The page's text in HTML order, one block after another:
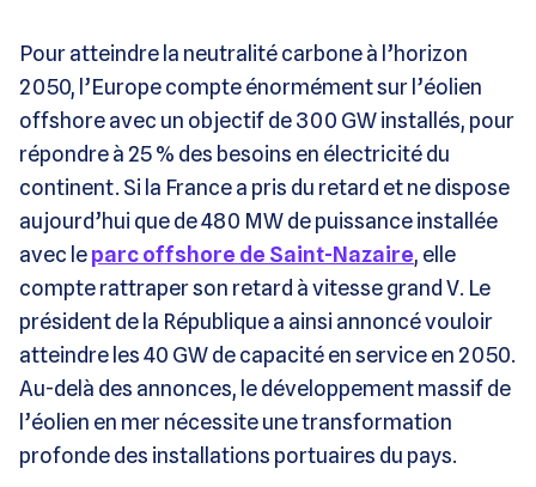
Pour atteindre la neutralité carbone à l’horizon
2050, l’Europe compte énormément sur l’éolien
offshore avec un objectif de 300 GW installés, pour
répondre à 25 % des besoins en électricité du
continent. Si la France a pris du retard et ne dispose
aujourd’hui que de 480 MW de puissance installée
avec leparc offshore de Saint-Nazaire, elle
compte rattraper son retard à vitesse grand V. Le
président de la République a ainsi annoncé vouloir
atteindre les 40 GW de capacité en service en 2050.
Au-delà des annonces, le développement massif de
l’éolien en mer nécessite une transformation
profonde des installations portuaires du pays.